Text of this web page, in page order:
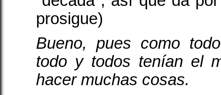
prosigue)
Bueno, pues como
todo y todos tenían el
hacer muchas cosas.